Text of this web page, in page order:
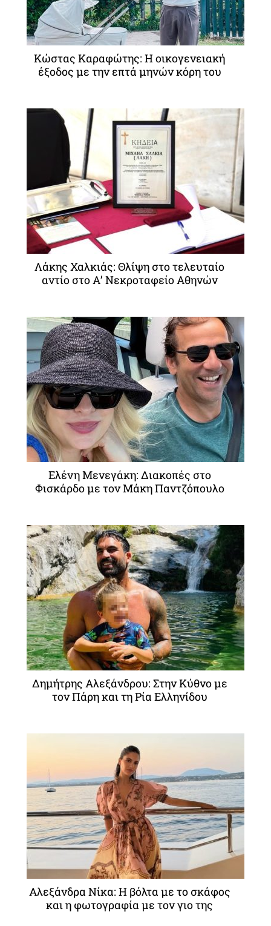
Κώστας Καραφώτης: Η οικογενειακή
έξοδος με την επτά μηνών κόρη του
Λάκης Χαλκιάς: Θλίψη στο τελευταίο
αντίο στο Α’ Νεκροταφείο Αθηνών
Ελένη Μενεγάκη: Διακοπές στο
Φισκάρδο με τον Μάκη Παντζόπουλο
Δημήτρης Αλεξάνδρου: Στην Κύθνο με
τον Πάρη και τη Ρία Ελληνίδου
Αλεξάνδρα Νίκα: Η βόλτα με το σκάφος
και η φωτογραφία με τον γιο της